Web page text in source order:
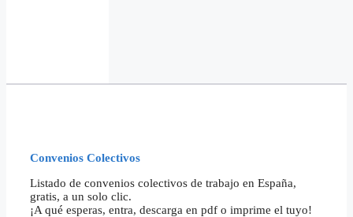
Convenios Colectivos
Listado de convenios colectivos de trabajo en España,
gratis, a un solo clic.
¡A qué esperas, entra, descarga en pdf o imprime el tuyo!